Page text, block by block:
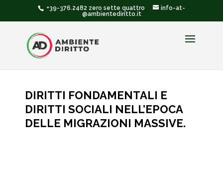
+39-376.2482 zero sette quattro
info-at-
@ambientediritto.it
DIRITTI FONDAMENTALI E
DIRITTI SOCIALI NELL’EPOCA
DELLE MIGRAZIONI MASSIVE.